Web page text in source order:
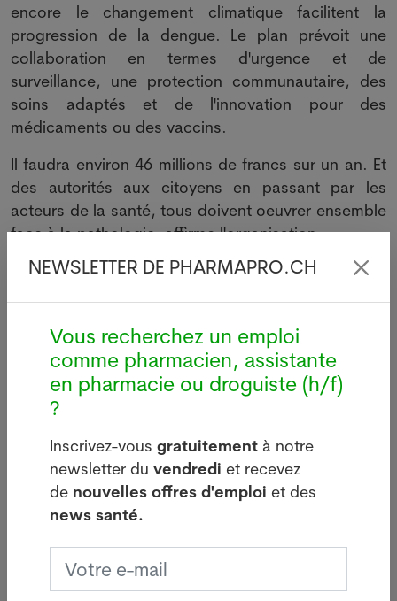
encore le changement climatique facilitent la
progression de la dengue. Le plan prévoit une
collaboration en termes d'urgence et de
surveillance, une protection communautaire, des
soins adaptés et de l'innovation pour des
médicaments ou des vaccins.
Il faudra environ 46 millions de francs sur un an. Et
des autorités aux citoyens en passant par les
acteurs de la santé, tous doivent oeuvrer ensemble
face à la pathologie, affirme l'organisation.
Le 3 octobre 2024. Sources : Keystone-ATS. Crédits
Votre offre d’emploi PUSH ici
Dernières news
Légionellose à Bâle : source
d'infections sur le bâtiment de
NEWSLETTER DE PHARMAPRO.CH
Vous recherchez un emploi
comme pharmacien, assistante
en pharmacie ou droguiste (h/f)
?
Inscrivez-vous gratuitement à notre
newsletter du vendredi et recevez
de nouvelles offres d'emploi et des
news santé.